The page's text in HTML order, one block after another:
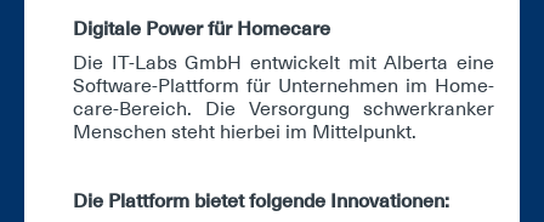
Di­gi­ta­le Power für Home­ca­re
Die IT-Labs GmbH ent­wi­ckelt mit Al­ber­ta ei­ne
Soft­ware-Platt­form für Un­ter­neh­men im Home­
ca­re-Be­reich. Die Ver­sor­gung schwer­kran­ker
Men­schen steht hier­bei im Mit­tel­punkt.
Die Platt­form bie­tet fol­gen­de In­no­va­tio­nen: